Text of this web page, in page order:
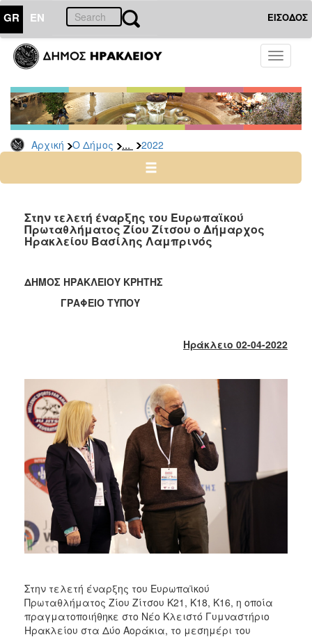
GR EN ΕΙΣΟΔΟΣ
Toggle
Αρχική Ο Δήμος ... 2022
ΔΗΜΟΣ
Δελτία
Τύπου
Αρχείο
2026
2024
2022
2021
2015
2013
2012
2011
2010
ΠΟΛΙΤΙΣΜΟΣ
ΑΝΘΕΚΤΙΚΗ
Στην τελετή έναρξης του Ευρωπαϊκού
Πρωταθλήματος Ζίου Ζίτσου ο Δήμαρχος
Ηρακλείου Βασίλης Λαμπρινός
ΔΗΜΟΣ ΗΡΑΚΛΕΙΟΥ ΚΡΗΤΗΣ
ΓΡΑΦΕΙΟ ΤΥΠΟΥ
Ηράκλειο 02-04-2022
Στην τελετή έναρξης του Ευρωπαϊκού
Πρωταθλήματος Ζίου Ζίτσου Κ21, Κ18, Κ16, η οποία
πραγματοποιήθηκε στο Νέο Κλειστό Γυμναστήριο
Ηρακλείου στα Δύο Αοράκια, το μεσημέρι του